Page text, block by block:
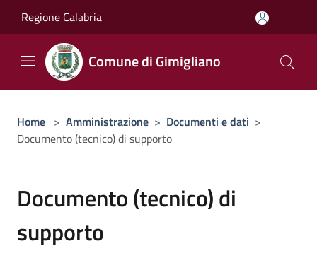
Regione Calabria
Comune di Gimigliano
Home > Amministrazione > Documenti e dati >
Documento (tecnico) di supporto
Documento (tecnico) di
supporto